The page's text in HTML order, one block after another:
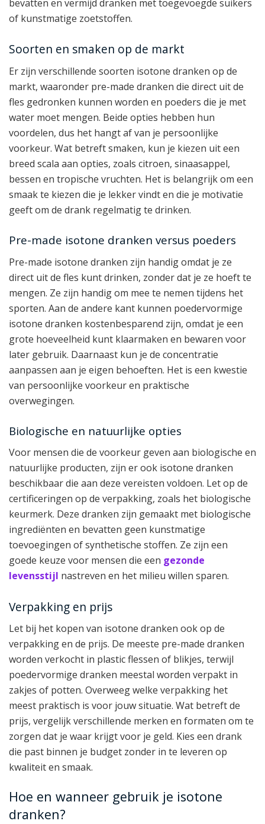
bevatten en vermijd dranken met toegevoegde suikers
of kunstmatige zoetstoffen.
Soorten en smaken op de markt
Er zijn verschillende soorten isotone dranken op de
markt, waaronder pre-made dranken die direct uit de
fles gedronken kunnen worden en poeders die je met
water moet mengen. Beide opties hebben hun
voordelen, dus het hangt af van je persoonlijke
voorkeur. Wat betreft smaken, kun je kiezen uit een
breed scala aan opties, zoals citroen, sinaasappel,
bessen en tropische vruchten. Het is belangrijk om een
smaak te kiezen die je lekker vindt en die je motivatie
geeft om de drank regelmatig te drinken.
Pre-made isotone dranken versus poeders
Pre-made isotone dranken zijn handig omdat je ze
direct uit de fles kunt drinken, zonder dat je ze hoeft te
mengen. Ze zijn handig om mee te nemen tijdens het
sporten. Aan de andere kant kunnen poedervormige
isotone dranken kostenbesparend zijn, omdat je een
grote hoeveelheid kunt klaarmaken en bewaren voor
later gebruik. Daarnaast kun je de concentratie
aanpassen aan je eigen behoeften. Het is een kwestie
van persoonlijke voorkeur en praktische
overwegingen.
Biologische en natuurlijke opties
Voor mensen die de voorkeur geven aan biologische en
natuurlijke producten, zijn er ook isotone dranken
beschikbaar die aan deze vereisten voldoen. Let op de
certificeringen op de verpakking, zoals het biologische
keurmerk. Deze dranken zijn gemaakt met biologische
ingrediënten en bevatten geen kunstmatige
toevoegingen of synthetische stoffen. Ze zijn een
goede keuze voor mensen die een gezonde
levensstijl nastreven en het milieu willen sparen.
Verpakking en prijs
Let bij het kopen van isotone dranken ook op de
verpakking en de prijs. De meeste pre-made dranken
worden verkocht in plastic flessen of blikjes, terwijl
poedervormige dranken meestal worden verpakt in
zakjes of potten. Overweeg welke verpakking het
meest praktisch is voor jouw situatie. Wat betreft de
prijs, vergelijk verschillende merken en formaten om te
zorgen dat je waar krijgt voor je geld. Kies een drank
die past binnen je budget zonder in te leveren op
kwaliteit en smaak.
Hoe en wanneer gebruik je isotone
dranken?